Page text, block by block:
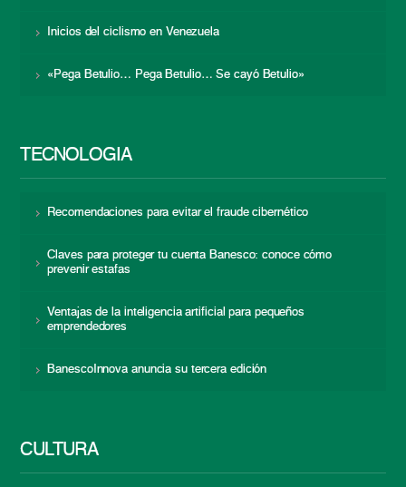
Inicios del ciclismo en Venezuela
«Pega Betulio… Pega Betulio… Se cayó Betulio»
TECNOLOGÍA
Recomendaciones para evitar el fraude cibernético
Claves para proteger tu cuenta Banesco: conoce cómo
prevenir estafas
Ventajas de la inteligencia artificial para pequeños
emprendedores
BanescoInnova anuncia su tercera edición
CULTURA